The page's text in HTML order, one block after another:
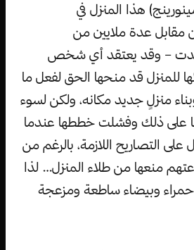
هذا المنزل في
مقابل عدة ملايين من
– وقد يعتقد أي شخص
للمنزل قد منحها الحق لفعل ما
منزلٍ جديد مكانه، ولكن لسوء
على ذلك وفشلت خططها عندما
التصاريح اللازمة، بالرغم من
منعها من طلاء المنزل… لذا
حمراء وبيضاء ساطعة ومزعجة